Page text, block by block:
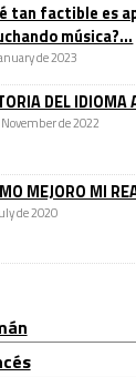
tan factible es
música?...
de 2023
DEL IDIOMA
de 2022
MEJORO MI
de 2020